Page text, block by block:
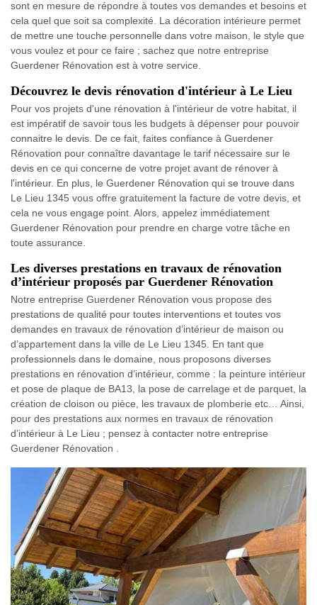
sont en mesure de répondre à toutes vos demandes et besoins et
cela quel que soit sa complexité. La décoration intérieure permet
de mettre une touche personnelle dans votre maison, le style que
vous voulez et pour ce faire ; sachez que notre entreprise
Guerdener Rénovation est à votre service.
Découvrez le devis rénovation d'intérieur à Le Lieu
Pour vos projets d'une rénovation à l'intérieur de votre habitat, il
est impératif de savoir tous les budgets à dépenser pour pouvoir
connaitre le devis. De ce fait, faites confiance à Guerdener
Rénovation pour connaître davantage le tarif nécessaire sur le
devis en ce qui concerne de votre projet avant de rénover à
l'intérieur. En plus, le Guerdener Rénovation qui se trouve dans
Le Lieu 1345 vous offre gratuitement la facture de votre devis, et
cela ne vous engage point. Alors, appelez immédiatement
Guerdener Rénovation pour prendre en charge votre tâche en
toute assurance.
Les diverses prestations en travaux de rénovation
d’intérieur proposés par Guerdener Rénovation
Notre entreprise Guerdener Rénovation vous propose des
prestations de qualité pour toutes interventions et toutes vos
demandes en travaux de rénovation d’intérieur de maison ou
d’appartement dans la ville de Le Lieu 1345. En tant que
professionnels dans le domaine, nous proposons diverses
prestations en rénovation d’intérieur, comme : la peinture intérieur
et pose de plaque de BA13, la pose de carrelage et de parquet, la
création de cloison ou pièce, les travaux de plomberie etc… Ainsi,
pour des prestations aux normes en travaux de rénovation
d’intérieur à Le Lieu ; pensez à contacter notre entreprise
Guerdener Rénovation .